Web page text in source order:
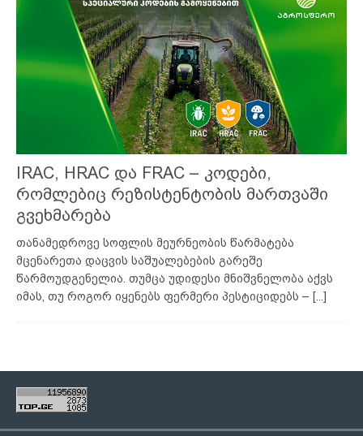
IRAC, HRAC და FRAC – კოდები,
რომლებიც რეზისტენტობის მართვაში
გვეხმარება
თანამედროვე სოფლის მეურნეობის წარმატება
მცენარეთა დაცვის საშუალებების გარეშე
წარმოუდგენელია. თუმცა უდიდესი მნიშვნელობა აქვს
იმას, თუ როგორ იყენებს ფერმერი პესტიციდებს – [...]